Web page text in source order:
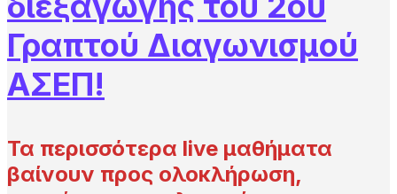
Γραπτού Διαγωνισμού
ΑΣΕΠ!
Τα περισσότερα live μαθήματα
βαίνουν προς ολοκλήρωση,